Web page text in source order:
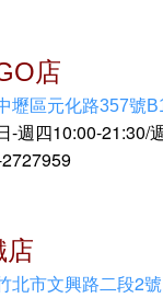
店
壢區元化路357號
-週四10:00-21:30/
店
北市文興路二段2號